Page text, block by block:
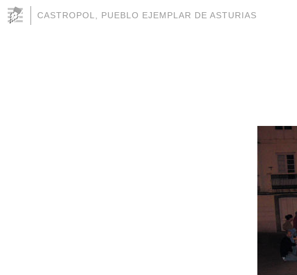
CASTROPOL, PUEBLO EJEMPLAR DE ASTURIAS